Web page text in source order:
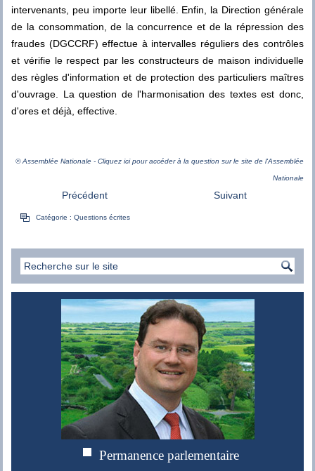
intervenants, peu importe leur libellé. Enfin, la Direction générale
de la consommation, de la concurrence et de la répression des
fraudes (DGCCRF) effectue à intervalles réguliers des contrôles
et vérifie le respect par les constructeurs de maison individuelle
des règles d'information et de protection des particuliers maîtres
d'ouvrage. La question de l'harmonisation des textes est donc,
d'ores et déjà, effective.
© Assemblée Nationale - Cliquez ici pour accéder à la question sur le site de l'Assemblée
Nationale
Précédent Suivant
Catégorie :Questions écrites
Permanence parlementaire